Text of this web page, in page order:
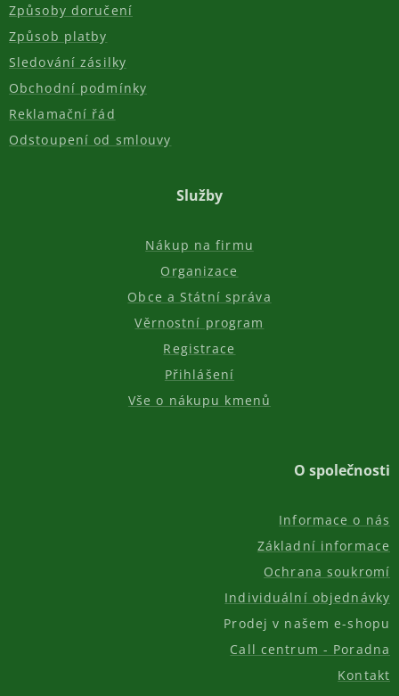
Způsoby doručení
Způsob platby
Sledování zásilky
Obchodní podmínky
Reklamační řád
Odstoupení od smlouvy
Služby
Nákup na firmu
Organizace
Obce a Státní správa
Věrnostní program
Registrace
Přihlášení
Vše o nákupu kmenů
O společnosti
Informace o nás
Základní informace
Ochrana soukromí
Individuální objednávky
Prodej v našem e-shopu
Call centrum - Poradna
Kontakt